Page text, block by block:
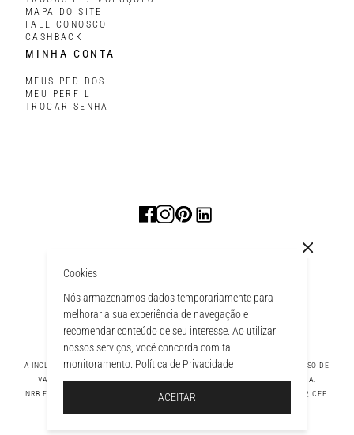
Cookies
Nós armazenamos dados temporariamente para
melhorar a sua experiência de navegação e
recomendar conteúdo de seu interesse. Ao utilizar
nossos serviços, você concorda com tal
monitoramento. Política de Privacidade
ACEITAR
MAPA DO SITE
FALE CONOSCO
CASHBACK
MINHA CONTA
MEUS PEDIDOS
MEU PERFIL
TROCAR SENHA
A INCLUSÃO DE UM PRODUTO NA SACOLA NÃO GARANTE SEU PREÇO. EM CASO DE
VARIAÇÃO, PREVALECERÁ O PREÇO VIGENTE NA FINALIZAÇÃO DA COMPRA.
NRB FASHION COMPANY LTDA - AV. TAMBORE, 1043 - TAMBORÉ BARUERI - SP, CEP: